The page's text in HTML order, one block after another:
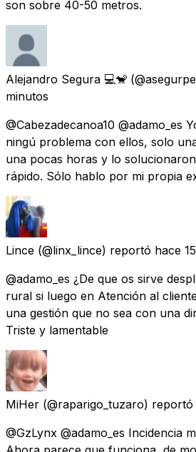
son sobre 40-50 metros.
Alejandro Segura 💻🐒
minutos
@Cabezadecanoa10 @adamo_es
ningú problema con ellos, solo
una pocas horas y lo
rápido. Sólo hablo por mi propia
Lince (@linx_lince) reportó hace
@adamo_es ¿De que os sirve
rural si luego en Atención al
una gestión que no sea con una
Triste y lamentable
MiHer (@raparigo_tuzaro) reportó
@GzLynx @adamo_es Incidencia